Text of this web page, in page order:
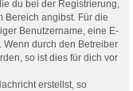
du bei der Registrierung,
Bereich angibst. Für die
Benutzername, eine E-
durch den Betreiber
so ist dies für dich vor
erstellst, so